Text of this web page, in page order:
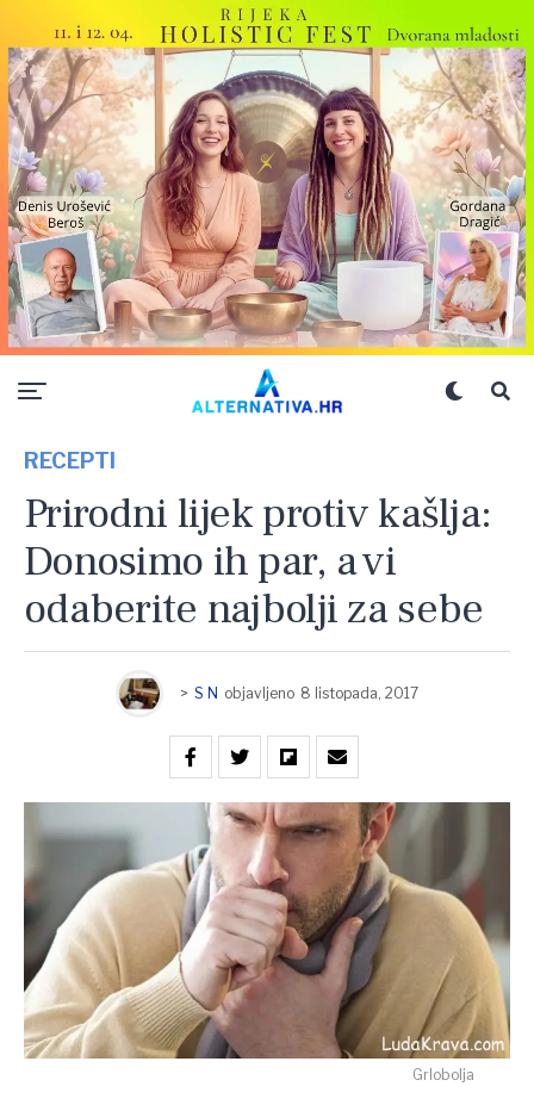
RECEPTI
Prirodni lijek protiv kašlja:
Donosimo ih par, a vi
odaberite najbolji za sebe
> S N objavljeno 8 listopada, 2017
Grlobolja